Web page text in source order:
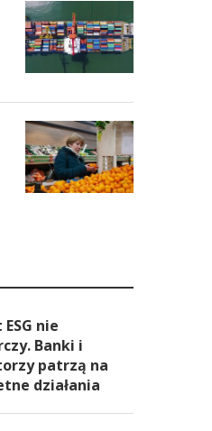
nie
Banki i
patrzą na
działania